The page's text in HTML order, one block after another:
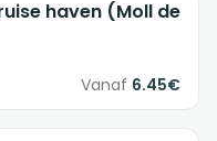
haven (Moll de
Vanaf 6.45€